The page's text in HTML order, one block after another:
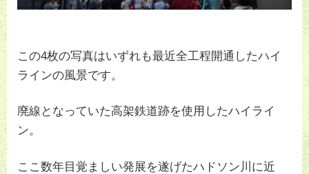
この4枚の写真はいずれも最近全工程開通したハイ
ラインの風景です。
廃線となっていた高架鉄道跡を使用したハイライ
ン。
ここ数年目覚ましい発展を遂げたハドソン川に近